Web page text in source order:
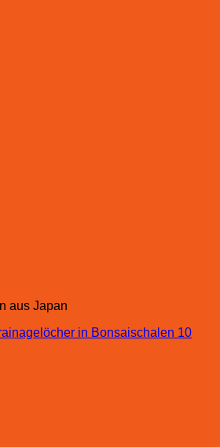
aus Japan
in Bonsaischalen 10